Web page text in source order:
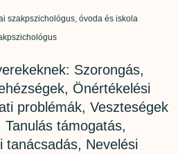
szakpszichológus, óvoda és iskola
Szorongás,
Önértékelési
problémák, Veszteségek
Tanulás támogatás,
tanácsadás, Nevelési